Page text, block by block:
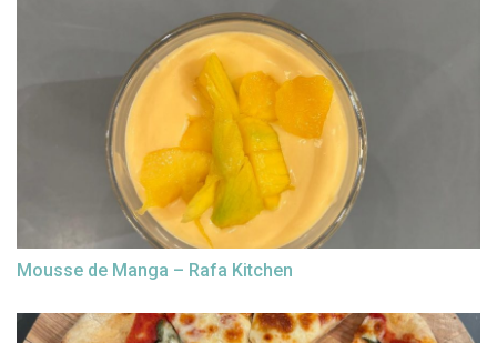
Mousse de Manga – Rafa Kitchen